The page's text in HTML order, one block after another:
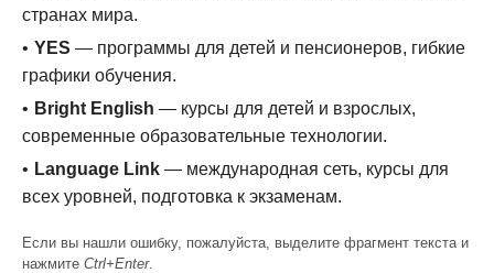
странах мира.
YES — программы для детей и пенсионеров, гибкие
графики обучения.
Bright English — курсы для детей и взрослых,
современные образовательные технологии.
Language Link — международная сеть, курсы для
всех уровней, подготовка к экзаменам.
Если вы нашли ошибку, пожалуйста, выделите фрагмент текста и
нажмите Ctrl+Enter.